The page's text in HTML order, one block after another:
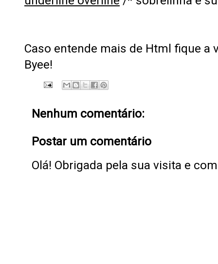
Caso entende mais de Html fique a
Byee!
Nenhum comentário:
Postar um comentário
Olá! Obrigada pela sua visita e